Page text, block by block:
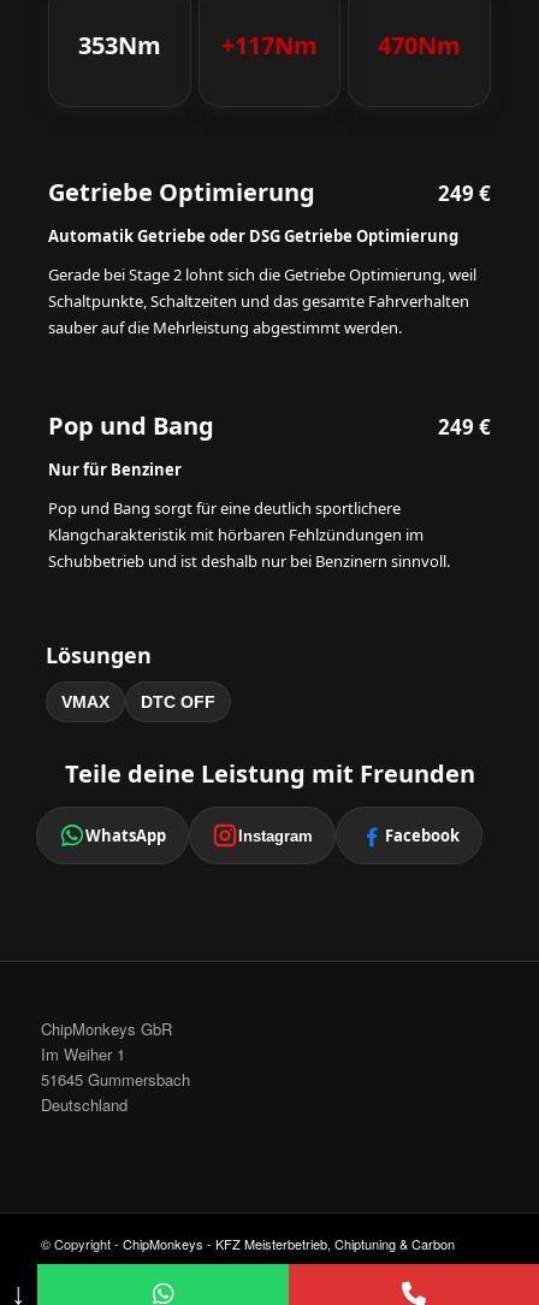
353Nm +117Nm 470Nm
Getriebe Optimierung 249 €
Automatik Getriebe oder DSG Getriebe Optimierung
Gerade bei Stage 2 lohnt sich die Getriebe Optimierung, weil
Schaltpunkte, Schaltzeiten und das gesamte Fahrverhalten
sauber auf die Mehrleistung abgestimmt werden.
Pop und Bang 249 €
Nur für Benziner
Pop und Bang sorgt für eine deutlich sportlichere
Klangcharakteristik mit hörbaren Fehlzündungen im
Schubbetrieb und ist deshalb nur bei Benzinern sinnvoll.
Lösungen
VMAX DTC OFF
Teile deine Leistung mit Freunden
WhatsApp Instagram Facebook
ChipMonkeys GbR
Im Weiher 1
51645 Gummersbach
Deutschland
© Copyright - ChipMonkeys - KFZ Meisterbetrieb, Chiptuning & Carbon
Cleaning-Enfold Theme by Kriesi
↓